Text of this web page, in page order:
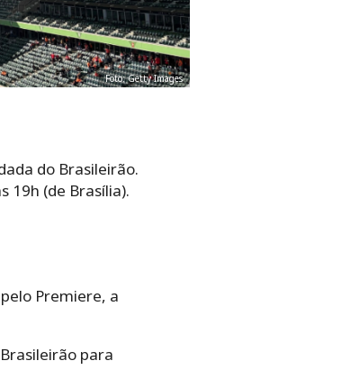
Foto: Getty Images
do Brasileirão.
19h (de Brasília).
Premiere, a
para